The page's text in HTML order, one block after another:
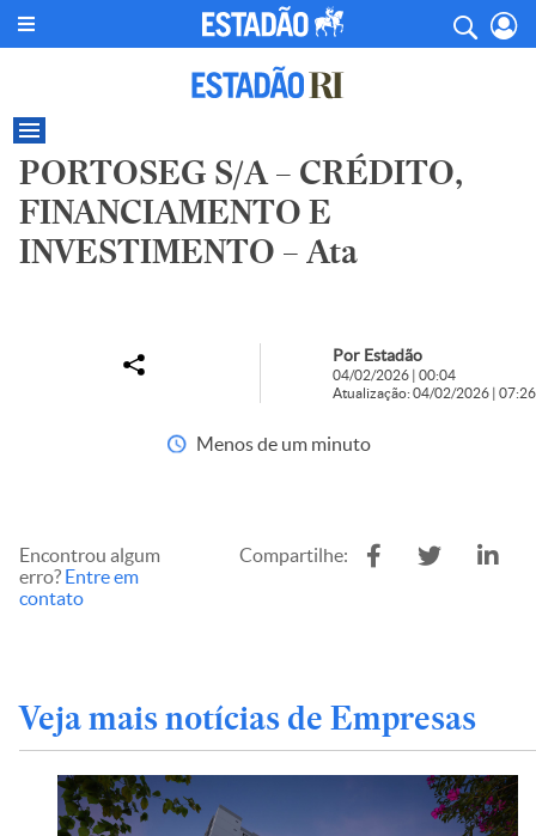
PORTOSEG S/A – CRÉDITO,
FINANCIAMENTO E
INVESTIMENTO – Ata
Por Estadão
04/02/2026 | 00:04
Atualização: 04/02/2026 | 07:26
Menos de um minuto
Encontrou algum
erro? Entre em
contato
Compartilhe:
Veja mais notícias de Empresas